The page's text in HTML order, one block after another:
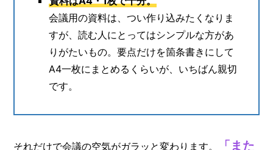
会議用の資料は、つい作り込みたくなりま
すが、読む人にとってはシンプルな方があ
りがたいもの。要点だけを箇条書きにして
A4一枚にまとめるくらいが、いちばん親切
です。
それだけで会議の空気がガラッと変わります。
「また